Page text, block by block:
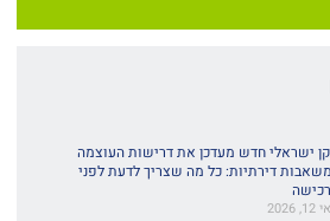
ישראלי חדש מעדכן את דרישות העוצמה
דירתיות: כל מה שצריך לדעת לפני
2026